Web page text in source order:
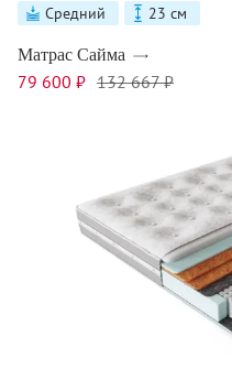
Средний 23 см
Матрас Сайма
79 600 ₽ 132 667 ₽